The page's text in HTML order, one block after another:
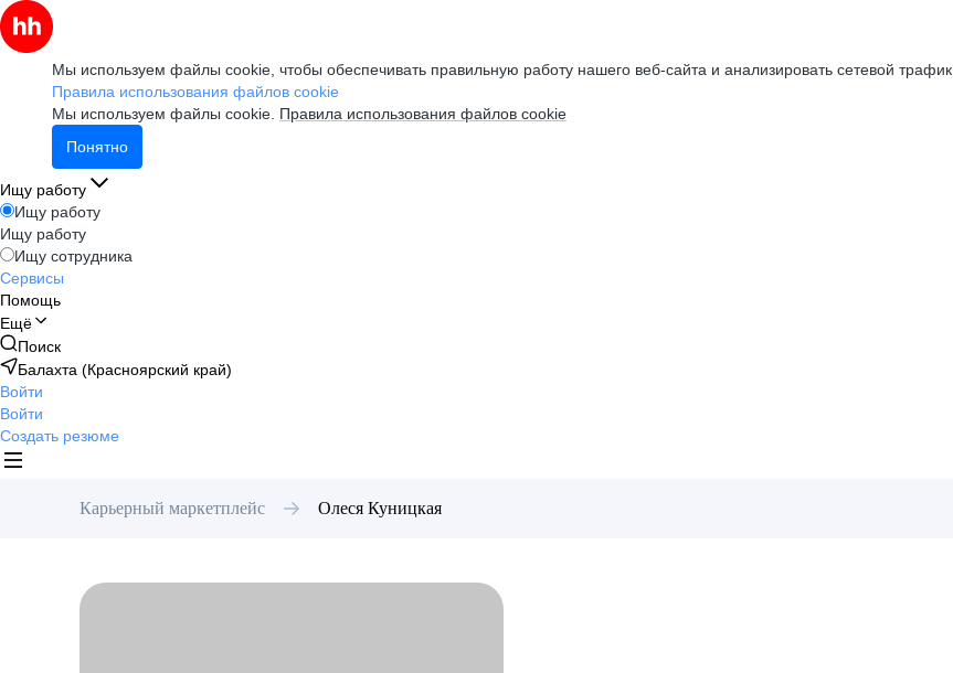
Мы используем файлы cookie, чтобы обеспечивать правильную работу нашего веб-сайта и анализировать сетевой трафик.
Правила использования файлов cookie
Мы используем файлы cookie. Правила использования файлов cookie
Понятно
Ищу работу
Ищу работу
Ищу работу
Ищу сотрудника
Сервисы
Помощь
Ещё
Поиск
Балахта (Красноярский край)
Войти
Войти
Создать резюме
Карьерный маркетплейс Олеся Куницкая